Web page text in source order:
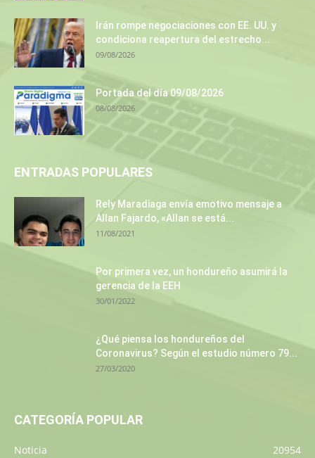
Irán rompe negociaciones con EE. UU. y
condiciona reapertura del estrecho...
09/08/2026
Portada del día 09/08/2026
08/08/2026
ENTRADAS POPULARES
Rely Maradiaga envía emotivo mensaje a
Allan Fajardo, «Allan se está...
11/08/2021
Por primera vez, un hondureño asumirá la
gerencia de la EEH
30/01/2022
¿Qué piensa los hondureños del
Coronavirus? Según el estudio número 79...
27/03/2020
CATEGORÍA POPULAR
Noticia
20954